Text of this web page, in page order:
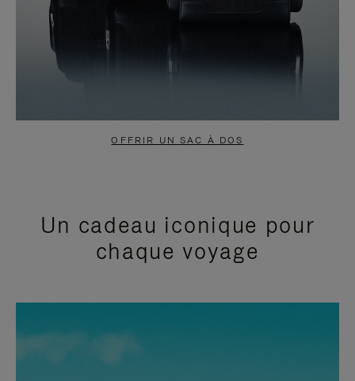
OFFRIR UN SAC À DOS
Un cadeau iconique pour
chaque voyage